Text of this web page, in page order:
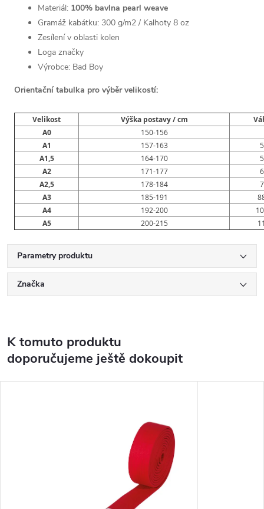
Materiál: 100% bavlna pearl weave
Gramáž kabátku: 300 g/m2 / Kalhoty 8 oz
Zesílení v oblasti kolen
Loga značky
Výrobce: Bad Boy
Orientační tabulka pro výběr velikostí:
Velikost Výška postavy / cm
A0
150-156
A1
157-163
A1,5
164-170
A2
171-177
A2,5
178-184
A3
185-191
A4
192-200
A5
200-215
Parametry produktu
Značka
K tomuto produktu
doporučujeme ještě dokoupit